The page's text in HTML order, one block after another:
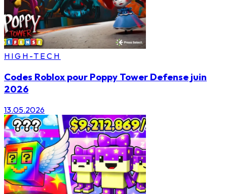
HIGH-TECH
Codes Roblox pour Poppy Tower Defense juin
2026
13.05.2026